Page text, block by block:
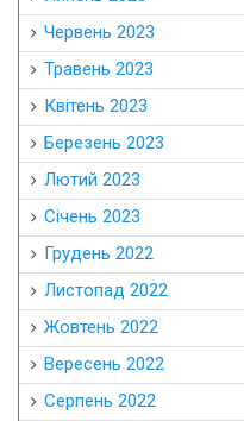
Червень 2023
Травень 2023
Квітень 2023
Березень 2023
Лютий 2023
Січень 2023
Грудень 2022
Листопад 2022
Жовтень 2022
Вересень 2022
Серпень 2022